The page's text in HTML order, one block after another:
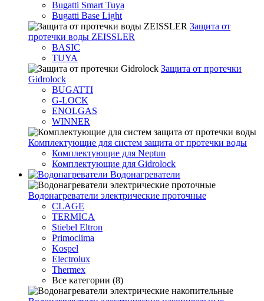
Bugatti Smart Tuya
Bugatti Base Light
Защита от
протечки воды ZEISSLER
BASIC
TUYA
Защита от протечки
Gidrolock
BUGATTI
G-LOCK
ENOLGAS
WINNER
Комплектующие для систем защита от протечки воды
Комплектующие для Neptun
Комплектующие для Gidrolock
Водонагреватели
Водонагреватeли электрические проточные
CLAGE
TERMICA
Stiebel Eltron
Primoclima
Kospel
Electrolux
Thermex
Все категории (8)